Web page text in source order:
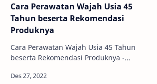
Cara Perawatan Wajah Usia 45
Tahun beserta Rekomendasi
Produknya
Cara Perawatan Wajah Usia 45 Tahun
beserta Rekomendasi Produknya -
berbeda dengan perawatan wajah usia